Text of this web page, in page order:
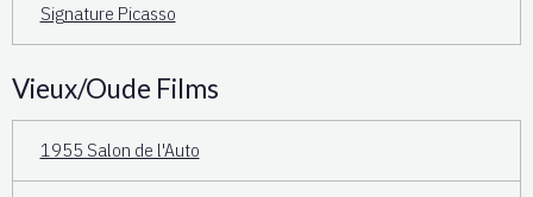
Signature Picasso
Vieux/Oude Films
1955 Salon de l'Auto